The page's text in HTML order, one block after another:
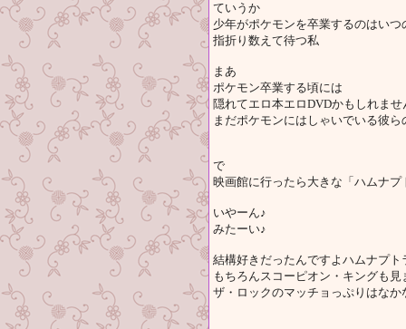
ていうか
少年がポケモンを卒業するのはい
指折り数えて待つ私
まあ
ポケモン卒業する頃には
隠れてエロ本エロDVDかもしれませ
まだポケモンにはしゃいでいる彼
で
映画館に行ったら大きな「ハムナ
いやーん♪
みたーい♪
結構好きだったんですよハムナプト
もちろんスコーピオン・キングも見
ザ・ロックのマッチョっぷりはなか